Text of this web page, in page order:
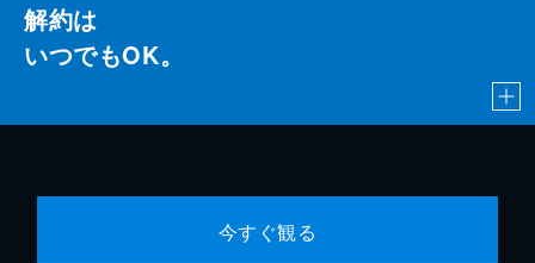
解約は
いつでもOK。
今すぐ観る